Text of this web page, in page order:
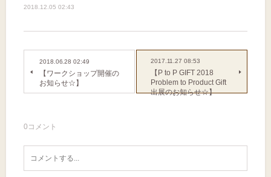
2018.12.05 02:43
2018.06.28 02:49
【ワークショップ開催の
お知らせ☆】
2017.11.27 08:53
【P to P GIFT 2018
Problem to Product Gift
出展のお知らせ☆】
0 コメント